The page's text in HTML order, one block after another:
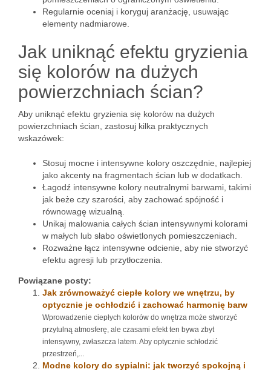
Regularnie oceniaj i koryguj aranżację, usuwając
elementy nadmiarowe.
Jak uniknąć efektu gryzienia
się kolorów na dużych
powierzchniach ścian?
Aby uniknąć efektu gryzienia się kolorów na dużych
powierzchniach ścian, zastosuj kilka praktycznych
wskazówek:
Stosuj mocne i intensywne kolory oszczędnie, najlepiej
jako akcenty na fragmentach ścian lub w dodatkach.
Łagodź intensywne kolory neutralnymi barwami, takimi
jak beże czy szarości, aby zachować spójność i
równowagę wizualną.
Unikaj malowania całych ścian intensywnymi kolorami
w małych lub słabo oświetlonych pomieszczeniach.
Rozważne łącz intensywne odcienie, aby nie stworzyć
efektu agresji lub przytłoczenia.
Powiązane posty:
Jak zrównoważyć ciepłe kolory we wnętrzu, by
optycznie je ochłodzić i zachować harmonię barw
Wprowadzenie ciepłych kolorów do wnętrza może stworzyć
przytulną atmosferę, ale czasami efekt ten bywa zbyt
intensywny, zwłaszcza latem. Aby optycznie schłodzić
przestrzeń,...
Modne kolory do sypialni: jak tworzyć spokojną i